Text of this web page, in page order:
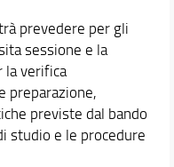
prevedere per gli
sessione e la
la verifica
preparazione,
previste dal bando
studio e le procedure